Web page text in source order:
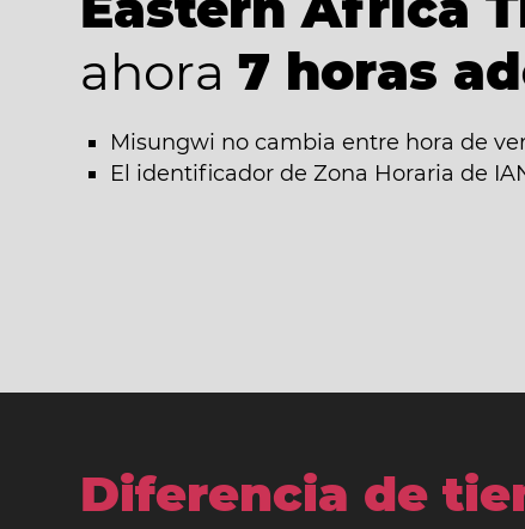
ahora 7 horas
Misungwi no cambia entre hora de
El identificador de Zona Horaria de
Diferencia de